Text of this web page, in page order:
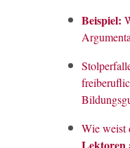
Beispiel:
Wie weist